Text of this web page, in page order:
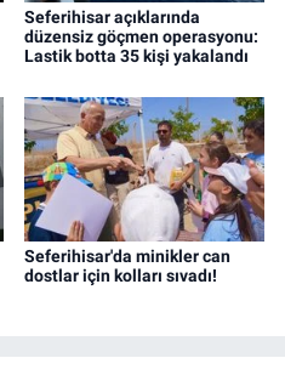
Seferihisar açıklarında
düzensiz göçmen operasyonu:
Lastik botta 35 kişi yakalandı
Seferihisar'da minikler can
dostlar için kolları sıvadı!